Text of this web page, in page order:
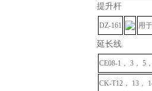
提升杆
DZ-161 用
延长线
CE08-1， 3， 5
CK-T12， 13，